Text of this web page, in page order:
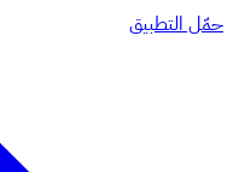
حمّل التطبيق